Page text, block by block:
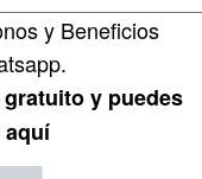
y Beneficios
y puedes